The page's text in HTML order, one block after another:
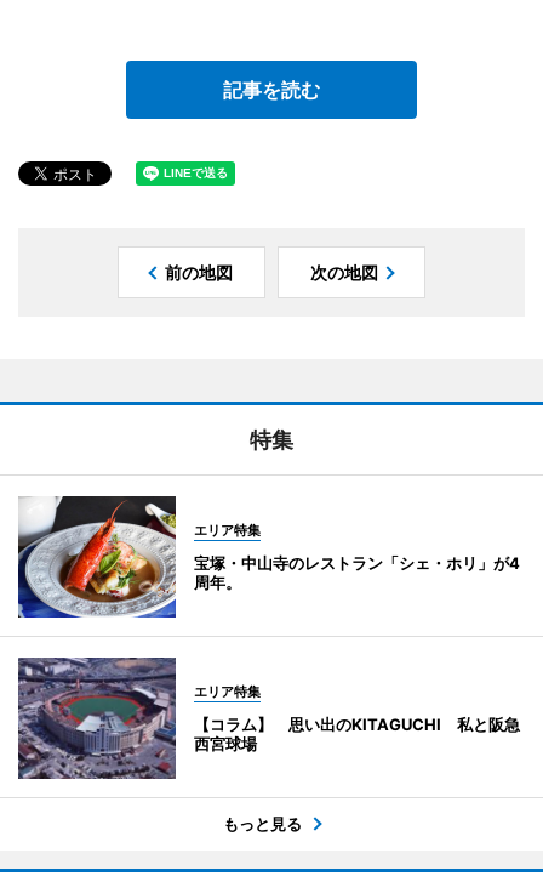
記事を読む
前の地図 次の地図
特集
エリア特集
宝塚・中山寺のレストラン「シェ・ホリ」が4
周年。
エリア特集
【コラム】 思い出のKITAGUCHI 私と阪急
西宮球場
もっと見る